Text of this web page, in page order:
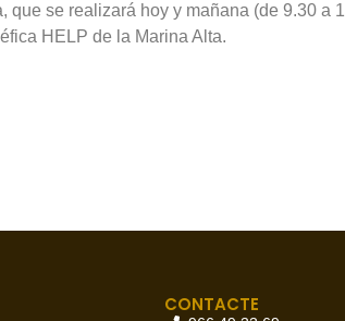
se realizará hoy y mañana (de 9.30 a
HELP de la Marina Alta.
CONTACTE